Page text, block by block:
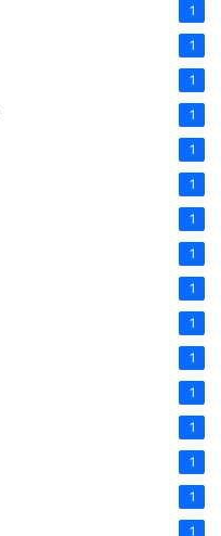
1
1
1
1
1
1
1
1
1
1
1
1
1
1
1
1